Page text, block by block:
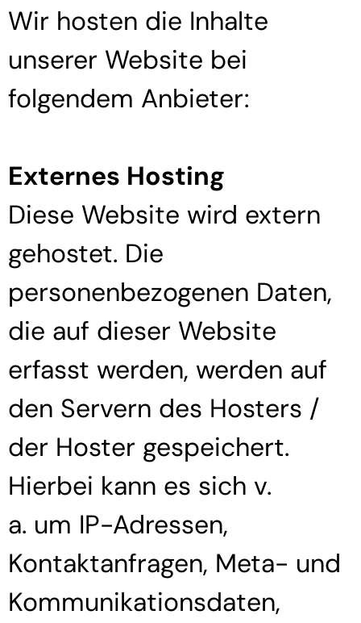
Wir hosten die Inhalte
unserer Website bei
folgendem Anbieter:
Externes Hosting
Diese Website wird extern
gehostet. Die
personenbezogenen Daten,
die auf dieser Website
erfasst werden, werden auf
den Servern des Hosters /
der Hoster gespeichert.
Hierbei kann es sich v.
a. um IP-Adressen,
Kontaktanfragen, Meta- und
Kommunikationsdaten,